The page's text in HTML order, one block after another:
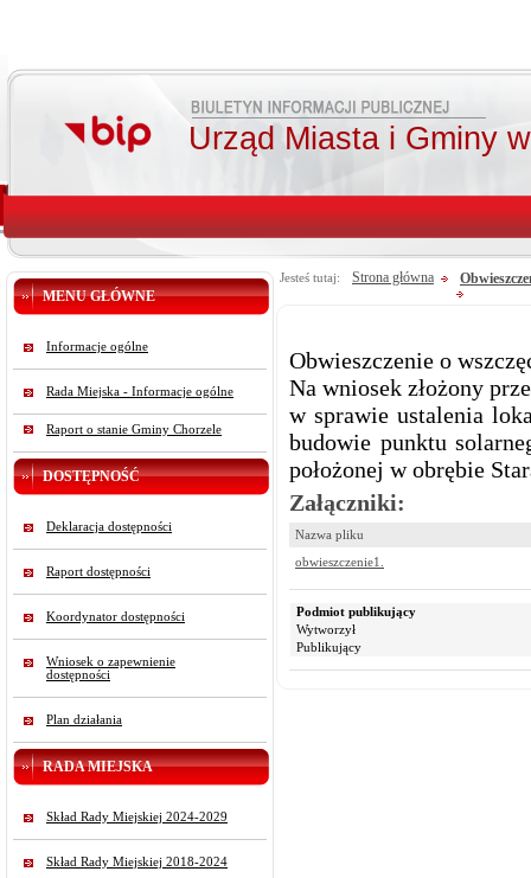
Urząd Miasta i Gminy
MENU GŁÓWNE
Informacje ogólne
Rada Miejska - Informacje ogólne
Raport o stanie Gminy Chorzele
DOSTĘPNOŚĆ
Deklaracja dostępności
Raport dostępności
Koordynator dostępności
Wniosek o zapewnienie
dostępności
Plan działania
RADA MIEJSKA
Skład Rady Miejskiej 2024-2029
Skład Rady Miejskiej 2018-2024
Jesteś tutaj: Strona główna
Obwieszczenie o
Na wniosek złożony
w sprawie ustalenia
budowie punktu
położonej w obrębie
Załączniki:
Nazwa pliku
obwieszczenie1.
Podmiot publikujący
Wytworzył
Publikujący